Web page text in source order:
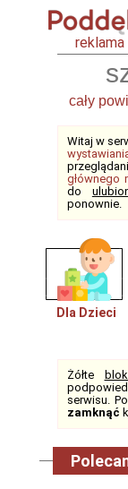
reklama
Witaj w
głównego
do
ponownie.
Dla Dzieci
Żółte
serwisu.
zamknąć